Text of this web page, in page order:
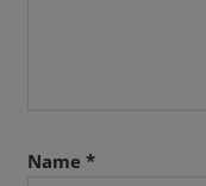
Name *